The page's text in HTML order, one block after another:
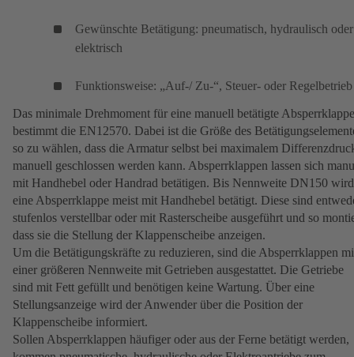
Gewünschte Betätigung: pneumatisch, hydraulisch oder
elektrisch
Funktionsweise: „Auf-/ Zu-“, Steuer- oder Regelbetrieb
Das minimale Drehmoment für eine manuell betätigte Absperrklappe
bestimmt die EN12570. Dabei ist die Größe des
so zu wählen, dass die Armatur selbst bei maximalem
manuell geschlossen werden kann. Absperrklappen lassen sich
mit Handhebel oder Handrad betätigen. Bis Nennweite DN150 wird
eine Absperrklappe meist mit Handhebel betätigt. Diese sind
stufenlos verstellbar oder mit Rasterscheibe ausgeführt und so
dass sie die Stellung der Klappenscheibe anzeigen.
Um die Betätigungskräfte zu reduzieren, sind die Absperrklappen
einer größeren Nennweite mit Getrieben ausgestattet. Die Getriebe
sind mit Fett gefüllt und benötigen keine Wartung. Über eine
Stellungsanzeige wird der Anwender über die Position der
Klappenscheibe informiert.
Sollen Absperrklappen häufiger oder aus der Ferne betätigt werden,